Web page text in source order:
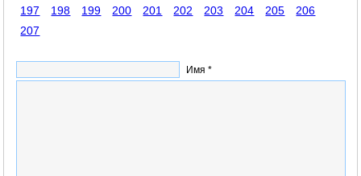
197
198 199 200 201 202 203 204 205
206
207
Имя *